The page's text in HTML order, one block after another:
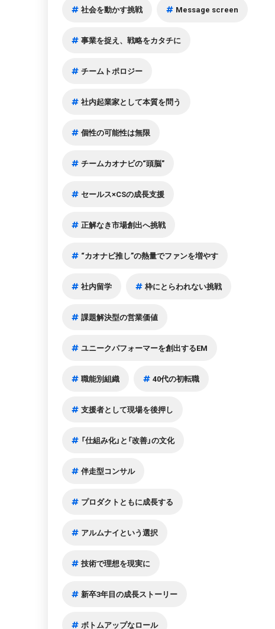
社会を動かす挑戦 Message screen
事業を捉え、戦略をカタチに
チームトポロジー
社内起業家として本質を問う
個性の可能性は無限
チームカオナビの“頭脳”
セールス×CSの成長支援
正解なき市場創出へ挑戦
“カオナビ推し”の熱量でファンを増やす
社内留学 枠にとらわれない挑戦
課題解決型の営業価値
ユニークパフォーマーを創出するEM
職能別組織 40代の初転職
支援者として現場を後押し
「仕組み化」と「改善」の文化
伴走型コンサル
プロダクトともに成長する
アルムナイという選択
技術で理想を現実に
新卒3年目の成長ストーリー
ボトムアップなロール